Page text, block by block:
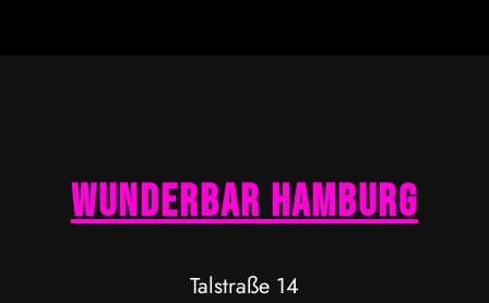
WunderBar Hamburg
Talstraße 14